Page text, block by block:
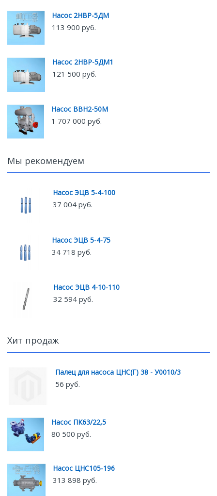
Насос 2НВР-5ДМ
113 900 руб.
Насос 2НВР-5ДМ1
121 500 руб.
Насос ВВН2-50М
1 707 000 руб.
Мы рекомендуем
Насос ЭЦВ 5-4-100
37 004 руб.
Насос ЭЦВ 5-4-75
34 718 руб.
Насос ЭЦВ 4-10-110
32 594 руб.
Хит продаж
Палец для насоса ЦНС(Г) 38 - У0010/3
56 руб.
Насос ПК63/22,5
80 500 руб.
Насос ЦНС105-196
313 898 руб.